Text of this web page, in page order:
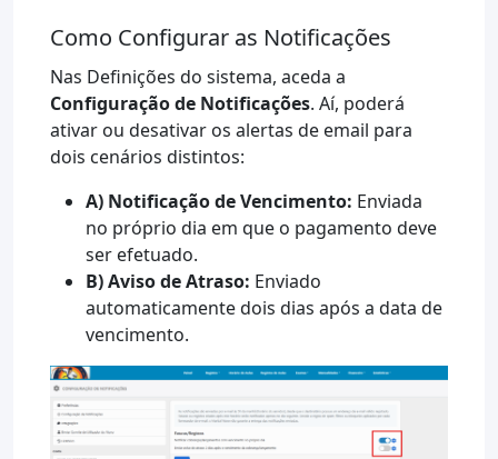
Como Configurar as Notificações
Nas Definições do sistema, aceda a
Configuração de Notificações. Aí, poderá
ativar ou desativar os alertas de email para
dois cenários distintos:
A) Notificação de Vencimento: Enviada
no próprio dia em que o pagamento deve
ser efetuado.
B) Aviso de Atraso: Enviado
automaticamente dois dias após a data de
vencimento.